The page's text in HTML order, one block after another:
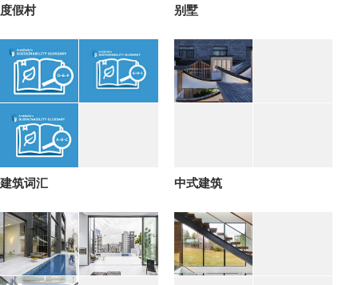
度假村 别墅
建筑词汇 中式建筑